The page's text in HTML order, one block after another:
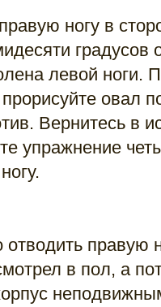
ногу в
градусов
левой ноги.
овал
Вернитесь в
упражнение
правую
в пол, а